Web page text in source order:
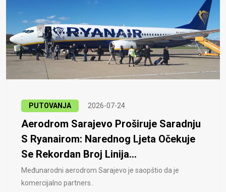
PUTOVANJA 2026-07-24
Aerodrom Sarajevo Proširuje Saradnju
S Ryanairom: Narednog Ljeta Očekuje
Se Rekordan Broj Linija...
Međunarodni aerodrom Sarajevo je saopštio da je
komercijalno partners..